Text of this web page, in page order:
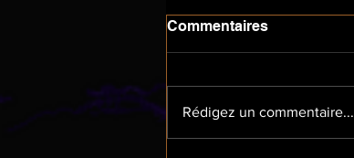
Commentaires
Rédigez un commentaire...